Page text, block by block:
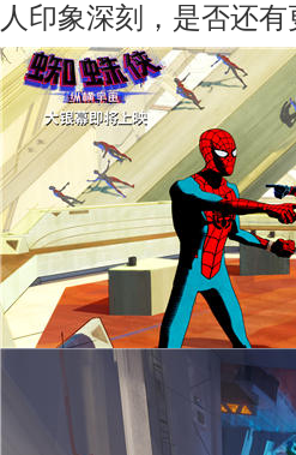
人印象深刻，是否还